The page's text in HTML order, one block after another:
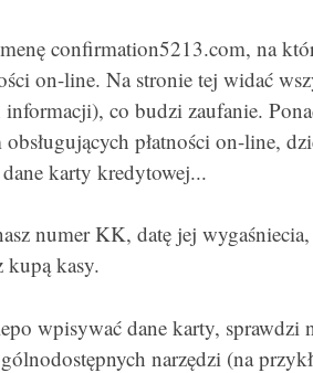
confirmation5213.com, na
on-line. Na stronie tej widać
informacji), co budzi zaufanie.
płatności on-line,
karty kredytowej...
numer KK, datę jej
kupą kasy.
wpisywać dane karty, sprawdzi
narzędzi (na